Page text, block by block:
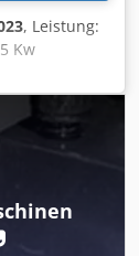
, Leistung:
Kw
400 mm.